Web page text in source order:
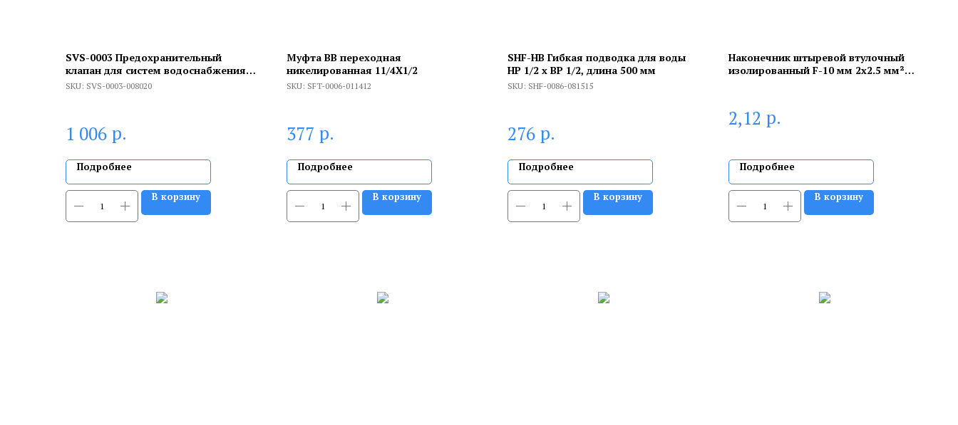
SVS-0003 Предохранительный
клапан для систем водоснабжения 8
3/4
SKU: SVS-0003-008020
1 006 р.
Подробнее
В корзину
Муфта ВВ переходная
никелированная 11/4X1/2
SKU: SFT-0006-011412
377 р.
Подробнее
В корзину
SHF-НВ Гибкая подводка для воды
НР 1/2 х ВР 1/2, длина 500 мм
SKU: SHF-0086-081515
276 р.
Подробнее
В корзину
Наконечник штыревой втулочный
изолированный F-10 мм 2х2.5 мм²
2,12 р.
Подробнее
В корзину